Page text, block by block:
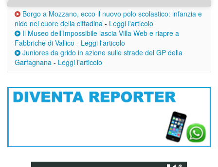
Borgo a Mozzano, ecco il nuovo polo scolastico: infanzia e
nido nel cuore della cittadina - Leggi l'articolo
Il Museo dell’Impossibile lascia Villa Web e riapre a
Fabbriche di Vallico - Leggi l'articolo
Juniores da grido in azione sulle strade del GP della
Garfagnana - Leggi l'articolo